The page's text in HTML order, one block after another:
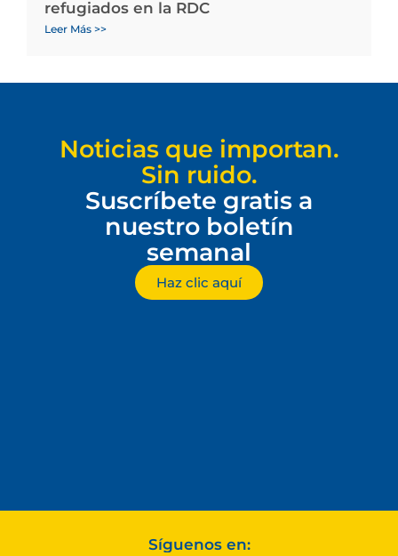
refugiados en la RDC
Leer Más >>
Noticias que importan.
Sin ruido.
Suscríbete gratis a
nuestro boletín
semanal
Haz clic aquí
Síguenos en: